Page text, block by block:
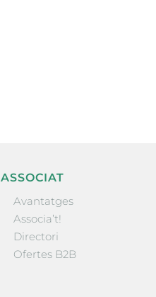
ASSOCIAT
Avantatges
Associa’t!
Directori
Ofertes B2B